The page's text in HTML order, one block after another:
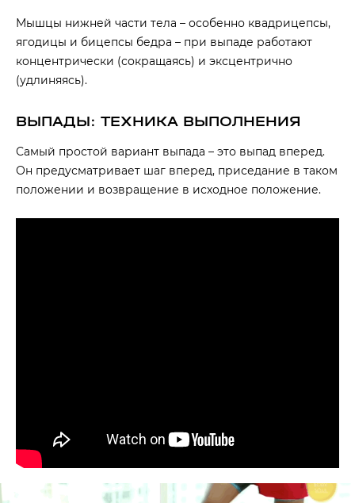
Мышцы нижней части тела – особенно квадрицепсы,
ягодицы и бицепсы бедра – при выпаде работают
концентрически (сокращаясь) и эксцентрично
(удлиняясь).
ВЫПАДЫ: ТЕХНИКА ВЫПОЛНЕНИЯ
Самый простой вариант выпада – это выпад вперед.
Он предусматривает шаг вперед, приседание в таком
положении и возвращение в исходное положение.